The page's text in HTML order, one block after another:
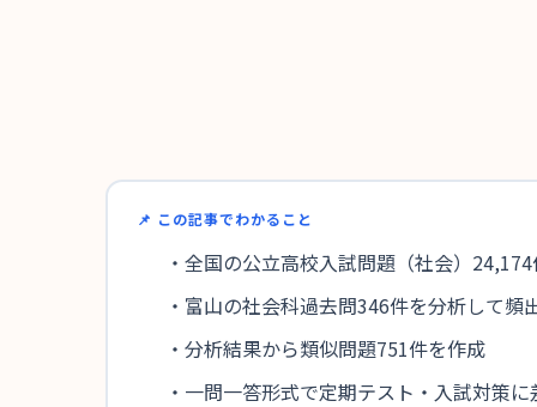
📌 この記事でわかること
・全国の公立高校入試問題（社会）
・富山の社会科過去問346件を分析して
・分析結果から類似問題751件を作成
・一問一答形式で定期テスト・入試対策